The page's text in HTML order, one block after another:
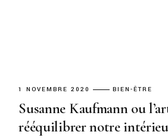
1 NOVEMBRE 2020 BIEN-ÊTRE
Susanne Kaufmann ou
rééquilibrer notre